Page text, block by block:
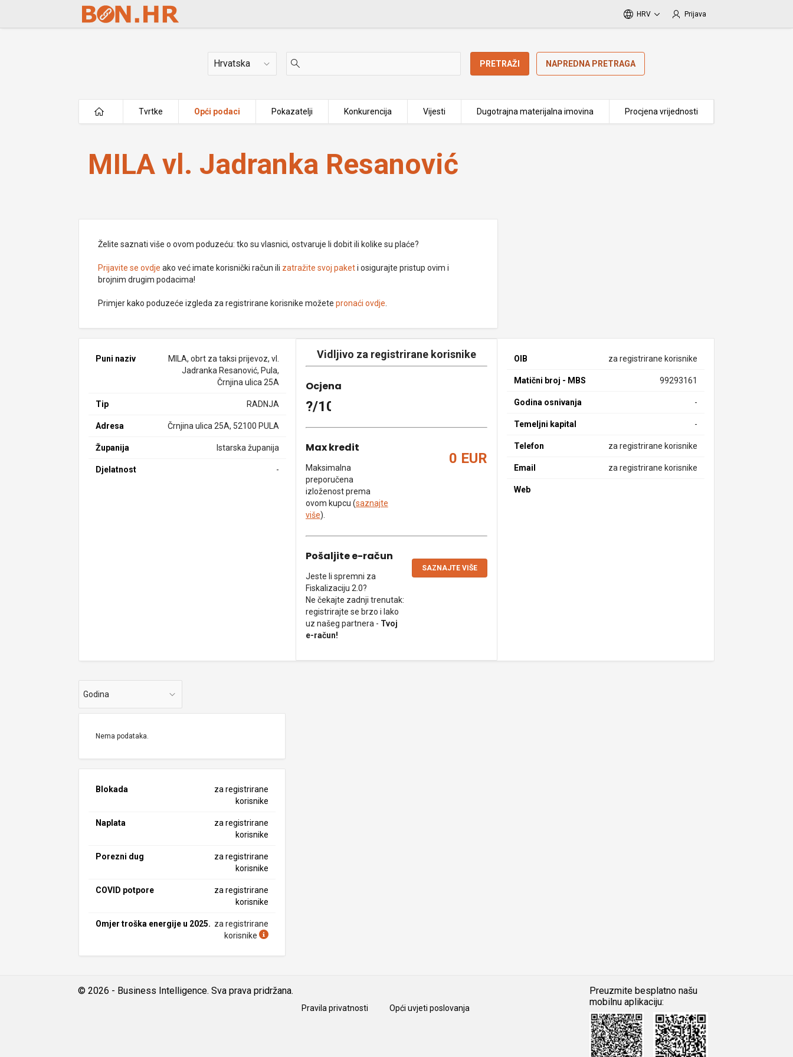
Skip to Main Content
HRV Prijava
Država PRETRAŽI NAPREDNA PRETRAGA
Tvrtke Opći podaci Pokazatelji Konkurencija Vijesti Dugotrajna materijalna imovina Procjena vrijednosti
MILA vl. Jadranka Resanović
MILA vl. Jadranka Resanović
Želite saznati više o ovom poduzeću: tko su vlasnici, ostvaruje li dobit ili kolike su plaće?
Prijavite se ovdje ako već imate korisnički račun ili zatražite svoj paketi osigurajte pristup ovim i
brojnim drugim podacima!
Primjer kako poduzeće izgleda za registrirane korisnike možetepronaći ovdje
Puni naziv
MILA, obrt za taksi prijevoz, vl.
Jadranka Resanović, Pula,
Črnjina ulica 25A
Tip RADNJA
Adresa Črnjina ulica 25A, 52100 PULA
Županija Istarska županija
Djelatnost -
Vidljivo za registrirane korisnike
Ocjena
?/10
Max kredit
Maksimalna
preporučena
izloženost prema
ovom kupcu (saznajte
više).
0 EUR
Pošaljite e-račun
Jeste li spremni za
Fiskalizaciju 2.0?
Ne čekajte zadnji trenutak:
registrirajte se brzo i lako
uz našeg partnera - Tvoj
e-račun!
SAZNAJTE VIŠE
OIB za registrirane korisnike
Matični broj - MBS 99293161
Godina osnivanja -
Temeljni kapital -
Telefon za registrirane korisnike
Email za registrirane korisnike
Web
Godina
Nema podataka.
Blokada
za registrirane
korisnike
Naplata
za registrirane
korisnike
Porezni dug
za registrirane
korisnike
COVID potpore
za registrirane
korisnike
Omjer troška energije u 2025. za registrirane
korisnike
© 2026 - Business Intelligence. Sva prava pridržana.
Pravila privatnosti Opći uvjeti poslovanja
Preuzmite besplatno našu
mobilnu aplikaciju:
Android iOS